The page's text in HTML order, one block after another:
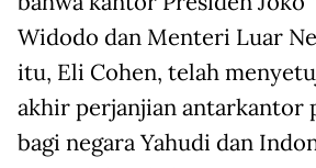
Widodo dan Menteri Luar
itu, Eli Cohen, telah
akhir perjanjian antarkantor
bagi negara Yahudi dan